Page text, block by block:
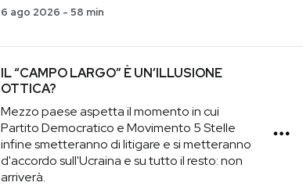
6 ago 2026 - 58 min
IL “CAMPO LARGO” È UN’ILLUSIONE
OTTICA?
Mezzo paese aspetta il momento in cui
Partito Democratico e Movimento 5 Stelle
infine smetteranno di litigare e si metteranno
d'accordo sull'Ucraina e su tutto il resto: non
arriverà.